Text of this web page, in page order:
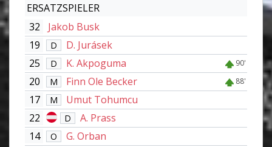
ERSATZSPIELER
32
Jakob Busk
19
D
D. Jurásek
25
D K. Akpoguma 90'
20 M Finn Ole Becker 88'
17 M
Umut Tohumcu
22
D
A. Prass
14
O
G. Orban